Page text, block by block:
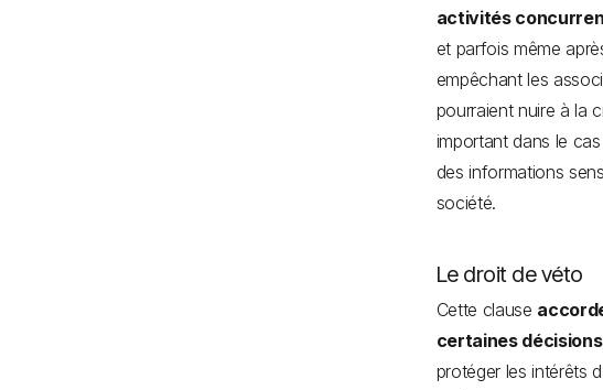
activités
et parfois même
empêchant les
pourraient nuire à la
important dans le
des informations
société.
Le droit de véto
Cette clause
certaines décisions
protéger les intérêts